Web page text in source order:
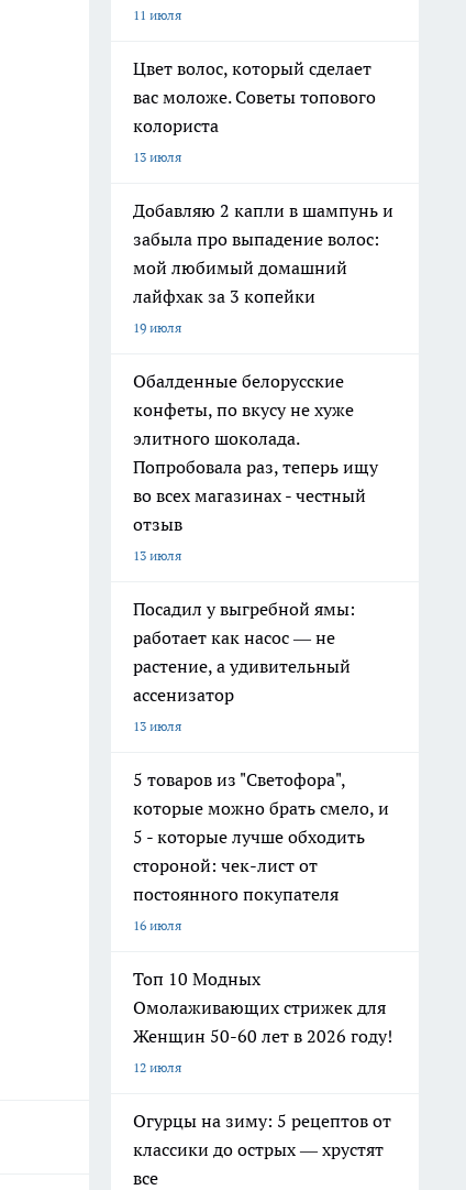
11 июля
Цвет волос, который сделает
вас моложе. Советы топового
колориста
13 июля
Добавляю 2 капли в шампунь и
забыла про выпадение волос:
мой любимый домашний
лайфхак за 3 копейки
19 июля
Обалденные белорусские
конфеты, по вкусу не хуже
элитного шоколада.
Попробовала раз, теперь ищу
во всех магазинах - честный
отзыв
13 июля
Посадил у выгребной ямы:
работает как насос — не
растение, а удивительный
ассенизатор
13 июля
5 товаров из "Светофора",
которые можно брать смело, и
5 - которые лучше обходить
стороной: чек-лист от
постоянного покупателя
16 июля
Топ 10 Модных
Омолаживающих стрижек для
Женщин 50-60 лет в 2026 году!
12 июля
Огурцы на зиму: 5 рецептов от
классики до острых — хрустят
все